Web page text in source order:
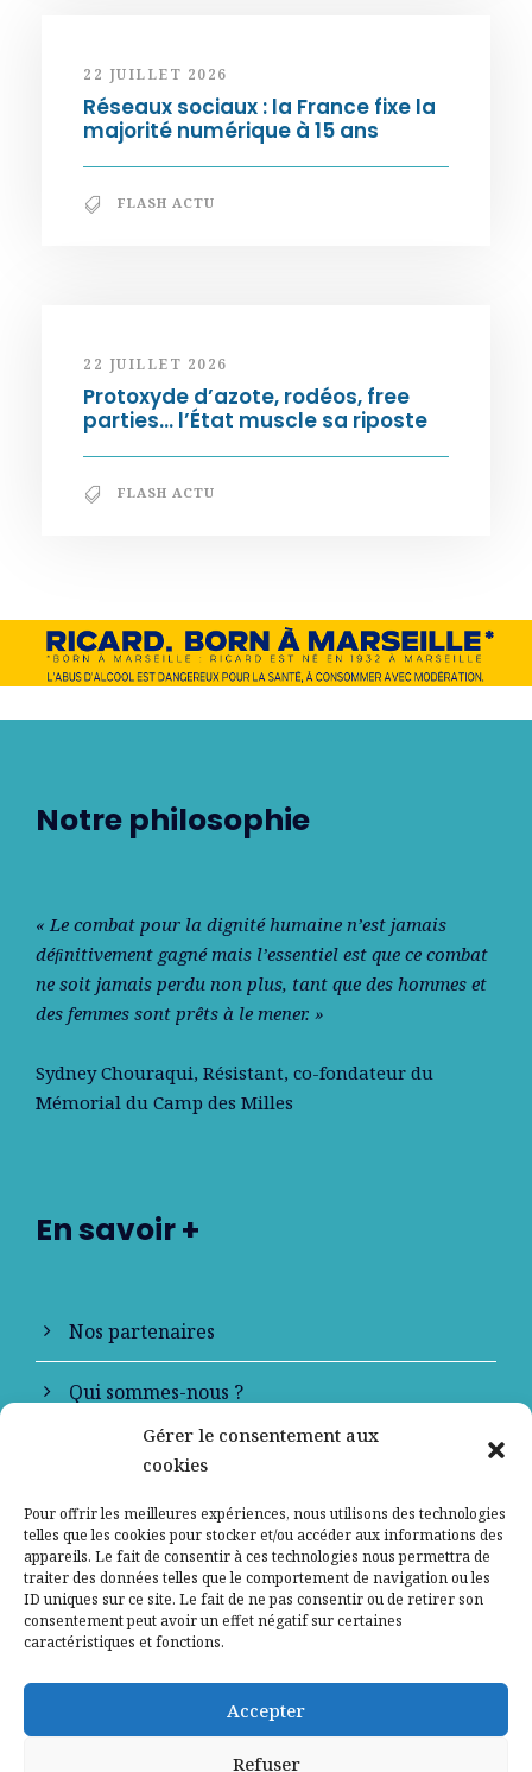
Gérer le consentement aux
cookies
Pour offrir les meilleures expériences, nous utilisons des technologies
telles que les cookies pour stocker et/ou accéder aux informations des
appareils. Le fait de consentir à ces technologies nous permettra de
traiter des données telles que le comportement de navigation ou les
ID uniques sur ce site. Le fait de ne pas consentir ou de retirer son
consentement peut avoir un effet négatif sur certaines
caractéristiques et fonctions.
Accepter
Refuser
22 JUILLET 2026
Réseaux sociaux : la France fixe la
majorité numérique à 15 ans
FLASH ACTU
22 JUILLET 2026
Protoxyde d’azote, rodéos, free
parties… l’État muscle sa riposte
FLASH ACTU
Notre philosophie
« Le combat pour la dignité humaine n’est jamais
déﬁnitivement gagné mais l’essentiel est que ce combat
ne soit jamais perdu non plus, tant que des hommes et
des femmes sont prêts à le mener. »
Sydney Chouraqui, Résistant, co-fondateur du
Mémorial du Camp des Milles
En savoir +
Nos partenaires
Qui sommes-nous ?
Contactez-nous
Mentions légales
Politique de confidentialité